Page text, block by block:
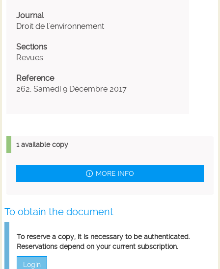
Journal
Droit de l'environnement
Sections
Revues
Reference
262, Samedi 9 Décembre 2017
1 available copy
MORE INFO
To obtain the document
To reserve a copy, it is necessary to be authenticated.
Reservations depend on your current subscription.
Login